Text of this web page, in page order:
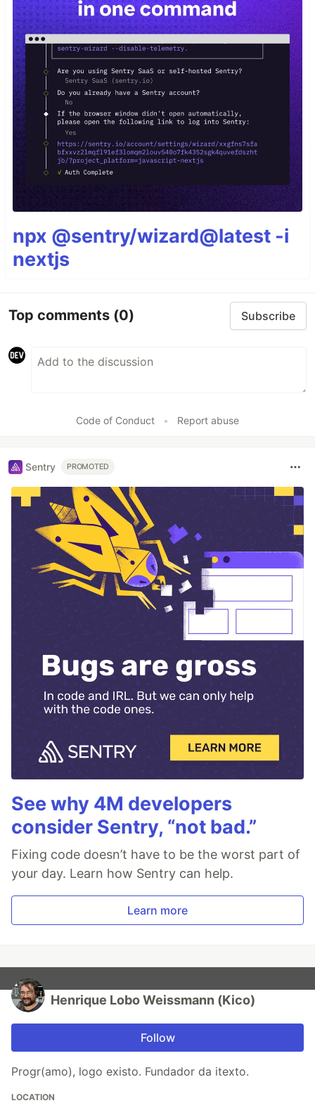
npx @sentry/wizard@latest -i
nextjs
Top comments (0) Subscribe
Code of Conduct • Report abuse
Sentry PROMOTED
See why 4M developers
consider Sentry, “not bad.”
Fixing code doesn’t have to be the worst part of
your day. Learn how Sentry can help.
Learn more
Henrique Lobo Weissmann (Kico)
Follow
Progr(amo), logo existo. Fundador da itexto.
LOCATION